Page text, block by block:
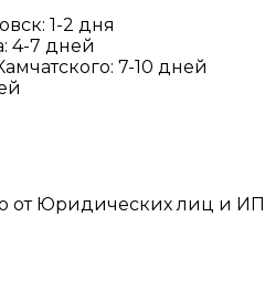
1-2 дня
4-7 дней
7-10 дней
от Юридических лиц и ИП